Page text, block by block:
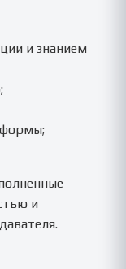
и знанием
и